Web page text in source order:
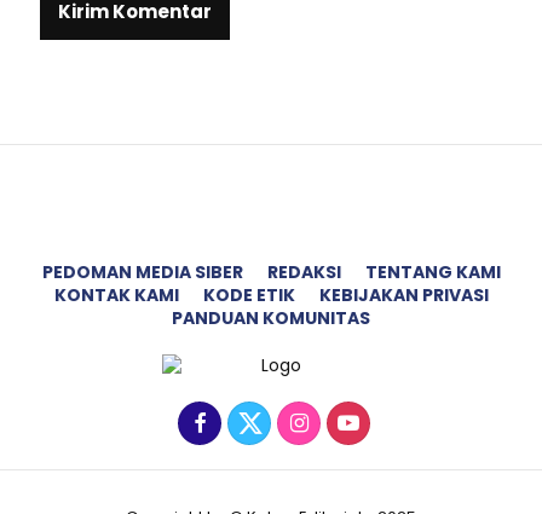
PEDOMAN MEDIA SIBER REDAKSI
TENTANG KAMI
KONTAK KAMI
KODE ETIK
KEBIJAKAN PRIVASI
PANDUAN KOMUNITAS